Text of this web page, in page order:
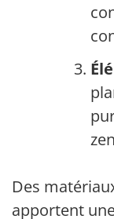
Des
apportent